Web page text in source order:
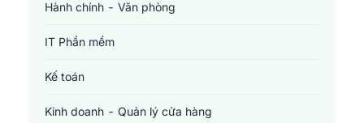
Hành chính - Văn phòng
IT Phần mềm
Kế toán
Kinh doanh - Quản lý cửa hàng